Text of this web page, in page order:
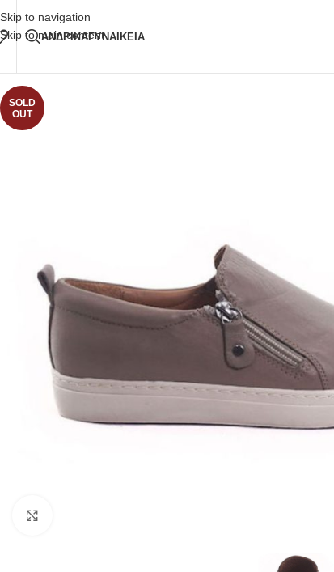
Skip to navigation
Skip to main content
Δωρεάν Μεταφορικά
ΑΝΔΡΙΚΑΓΥΝΑΙΚΕΙΑ
SOLD
OUT